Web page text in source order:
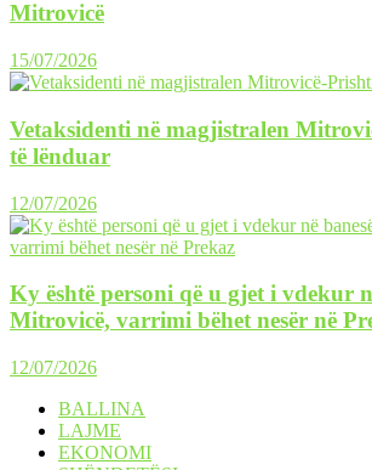
Mitrovicë
15/07/2026
Vetaksidenti në magjistralen
të lënduar
12/07/2026
Ky është personi që u gjet i vdekur
Mitrovicë, varrimi bëhet nesër në
12/07/2026
BALLINA
LAJME
EKONOMI